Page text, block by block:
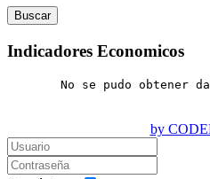
Indicadores Economicos
No se pudo obtener
by